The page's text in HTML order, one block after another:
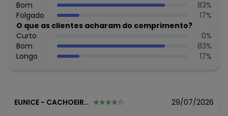
Situação de Uso: Festa
Composição Material: 100% Poliéster
Histórico de preços
O preço apresentado abaixo é o menor oferecido em
algum dia do mês, para o menor tamanho disponível.
maio/2026 N/D*
Bom
83%
Folgado
17%
O que as clientes acharam do comprimento?
Curto
0%
Bom
83%
Longo
17%
EUNICE - CACHOEIRA DO SUL - RS 29/07/2026